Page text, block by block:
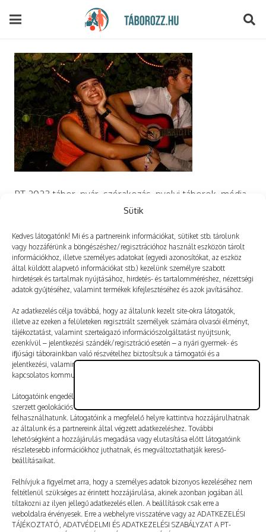
Sütik
Kedves látogatónk! Mi és a partnereink információkat, sütiket stb. tárolunk
vagy hozzáférünk a böngészéshez/regisztrációhoz használt eszközön tárolt
információkhoz, illetve személyes adatokat (egyedi azonosítókat, az eszköz
által küldött alapvető információkat stb.) kezelünk személyre szabott
hirdetések és tartalmak nyújtásához, hirdetés- és tartalomméréshez, nézettségi
adatok gyűjtéséhez, valamint termékek kifejlesztéséhez és azok javításához.
Az adatkezelés célja továbbá, hogy az általunk kezelt site-okra látogatók,
illetve az ezeken a felületeken regisztrált személyek számára olvasói élményt,
tájékoztatást, valamint szerteágazó információszolgáltatást nyújtsunk,
ezenkívül – jelentkezési szándék/regisztráció esetén – a nyári gyermek- és
ifjúsági táborainkban való részvételhez biztosítsuk a támogatói és a
jelentkezési, valamint a számlázási feltételeket és a táborszervezéssel
kapcsolatos kommunikációt.
Látogatóink engedélyével mi és a partnereink eszközleolvasásos módszerrel
szerzett geolokációs adatokat és azonosítási információkat is
felhasználhatunk. Látogatóink a megfelelő helyre kattintva hozzájárulhatnak
az általunk és a partnereink által végzett adatkezeléshez. További
lehetőségként a hozzájárulás megadása vagy elutasítása előtt látogatóink
részletesebb információkhoz juthatnak, és megváltoztathatják kereső-
beállításaikat.
Felhívjuk a figyelmet arra, hogy a személyes adatok bizonyos kezeléséhez nem
feltétlenül szükséges az érintett hozzájárulása, akinek azonban jogában áll
tiltakozni az ilyen jellegű adatkezelés ellen. A beállítások csak erre a
weboldalra érvényesek. Erre a webhelyre visszatérve vagy az ADATKEZELÉSI
TÁJÉKOZTATÓ, ADATVÉDELMI ÉS ADATKEZELÉSI SZABÁLYZAT A PT-
PT 2023 tábor, nyár, szórakozás, nyelvi táborok, média,
film, robotika, angoltábor, fotós tábor, sporttábor,
Vélemény, hozzászólás?
Az e-mail-címet nem tesszük közzé. A kötelező mezőket
*karakterrel jelöltük
A nevem, e-mail-címem, és weboldalcímem mentése
a böngészőben a következő hozzászólásomhoz.